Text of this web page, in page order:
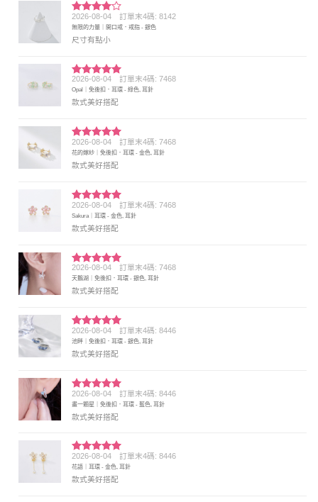
評分4
滿分 5
2026-08-04 訂單末4碼: 8142
無限的力量｜開口戒．戒指 - 銀色
尺寸有點小
評分5 滿
分 5
2026-08-04 訂單末4碼: 7468
Opal｜免後扣．耳環 - 綠色, 耳針
款式美好搭配
評分5 滿
分 5
2026-08-04 訂單末4碼: 7468
花的嫁紗｜免後扣．耳環 - 金色, 耳針
款式美好搭配
評分5滿
分 5
2026-08-04 訂單末4碼: 7468
Sakura｜耳環 - 金色, 耳針
款式美好搭配
評分5 滿
分 5
2026-08-04 訂單末4碼: 7468
天鵝湖｜免後扣．耳環 - 銀色, 耳針
款式美好搭配
評分5 滿
分 5
2026-08-04 訂單末4碼: 8446
池畔｜免後扣．耳環 - 銀色, 耳針
款式美好搭配
評分5滿
分 5
2026-08-04 訂單末4碼: 8446
畫一顆星｜免後扣．耳環 - 藍色, 耳針
款式美好搭配
評分5 滿
分 5
2026-08-04 訂單末4碼: 8446
花語｜耳環 - 金色, 耳針
款式美好搭配